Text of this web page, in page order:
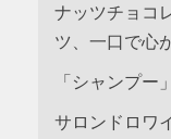
ナッツチョコ
ツ、一口で心
「シャンプー
サロンドロワ